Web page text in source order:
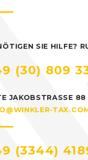
SIE HILFE?
(30) 809
JAKOBSTRASSE 88
(3344)